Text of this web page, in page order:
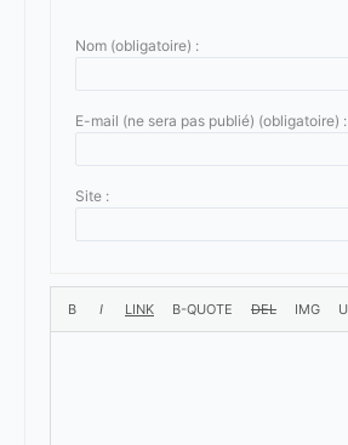
Nom (obligatoire) :
E-mail (ne sera pas publié) (obligatoire) :
Site :